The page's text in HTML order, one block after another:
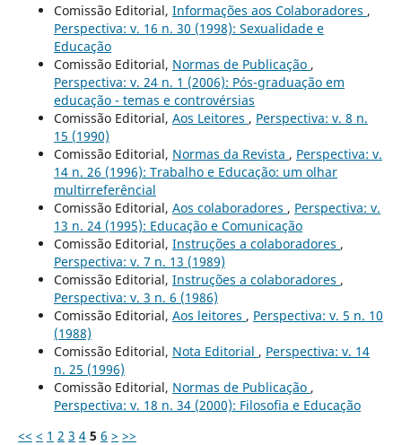
Comissão Editorial, Informações aos Colaboradores ,
Perspectiva: v. 16 n. 30 (1998): Sexualidade e
Educação
Comissão Editorial, Normas de Publicação ,
Perspectiva: v. 24 n. 1 (2006): Pós-graduação em
educação - temas e controvérsias
Comissão Editorial, Aos Leitores , Perspectiva: v. 8 n.
15 (1990)
Comissão Editorial, Normas da Revista , Perspectiva: v.
14 n. 26 (1996): Trabalho e Educação: um olhar
multirreferêncial
Comissão Editorial, Aos colaboradores , Perspectiva: v.
13 n. 24 (1995): Educação e Comunicação
Comissão Editorial, Instruções a colaboradores ,
Perspectiva: v. 7 n. 13 (1989)
Comissão Editorial, Instruções a colaboradores ,
Perspectiva: v. 3 n. 6 (1986)
Comissão Editorial, Aos leitores , Perspectiva: v. 5 n. 10
(1988)
Comissão Editorial, Nota Editorial , Perspectiva: v. 14
n. 25 (1996)
Comissão Editorial, Normas de Publicação ,
Perspectiva: v. 18 n. 34 (2000): Filosofia e Educação
<< < 1 2 3 4 5 6 > >>